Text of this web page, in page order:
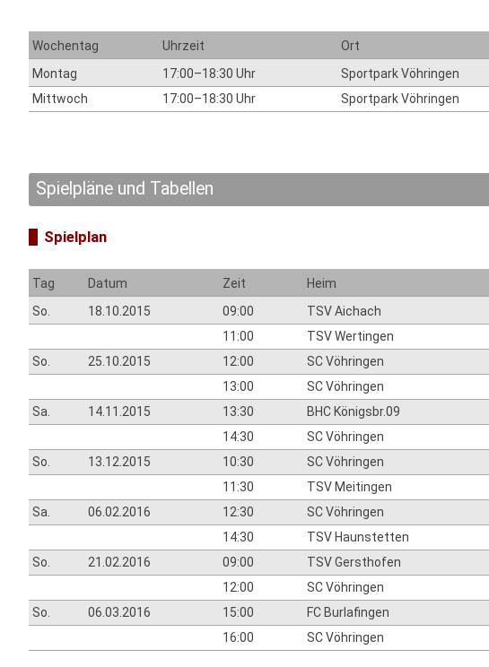
Wochentag Uhrzeit Ort
Montag
17:00–18:30 Uhr Sportpark Vöhringen
Mittwoch
17:00–18:30 Uhr Sportpark Vöhringen
Spielpläne und Tabellen
Spielplan
Tag Datum Zeit Heim
So.
18.10.2015 09:00 TSV Aichach
11:00
TSV Wertingen
So.
25.10.2015 12:00 SC Vöhringen
13:00
SC Vöhringen
Sa.
14.11.2015 13:30 BHC Königsbr.09
14:30
SC Vöhringen
So.
13.12.2015 10:30 SC Vöhringen
11:30
TSV Meitingen
Sa.
06.02.2016 12:30 SC Vöhringen
14:30
TSV Haunstetten
So.
21.02.2016 09:00 TSV Gersthofen
12:00
SC Vöhringen
So.
06.03.2016 15:00 FC Burlafingen
16:00
SC Vöhringen